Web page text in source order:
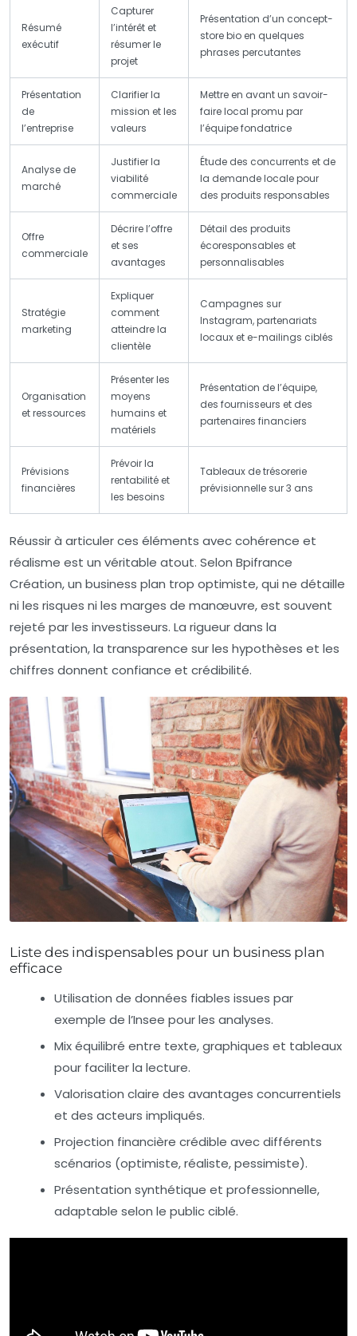
Résumé
exécutif
Capturer
l’intérêt et
résumer le
projet
Présentation d’un concept-
store bio en quelques
phrases percutantes
Présentation
de
l’entreprise
Clarifier la
mission et les
valeurs
Mettre en avant un savoir-
faire local promu par
l’équipe fondatrice
Analyse de
marché
Justifier la
viabilité
commerciale
Étude des concurrents et de
la demande locale pour
des produits responsables
Offre
commerciale
Décrire l’offre
et ses
avantages
Détail des produits
écoresponsables et
personnalisables
Stratégie
marketing
Expliquer
comment
atteindre la
clientèle
Campagnes sur
Instagram, partenariats
locaux et e-mailings ciblés
Organisation
et ressources
Présenter les
moyens
humains et
matériels
Présentation de l’équipe,
des fournisseurs et des
partenaires financiers
Prévisions
financières
Prévoir la
rentabilité et
les besoins
Tableaux de trésorerie
prévisionnelle sur 3 ans
Réussir à articuler ces éléments avec cohérence et
réalisme est un véritable atout. Selon Bpifrance
Création, un business plan trop optimiste, qui ne détaille
ni les risques ni les marges de manœuvre, est souvent
rejeté par les investisseurs. La rigueur dans la
présentation, la transparence sur les hypothèses et les
chiffres donnent confiance et crédibilité.
Liste des indispensables pour un business plan
efficace
Utilisation de données fiables issues par
exemple de l’Insee pour les analyses.
Mix équilibré entre texte, graphiques et tableaux
pour faciliter la lecture.
Valorisation claire des avantages concurrentiels
et des acteurs impliqués.
Projection financière crédible avec différents
scénarios (optimiste, réaliste, pessimiste).
Présentation synthétique et professionnelle,
adaptable selon le public ciblé.